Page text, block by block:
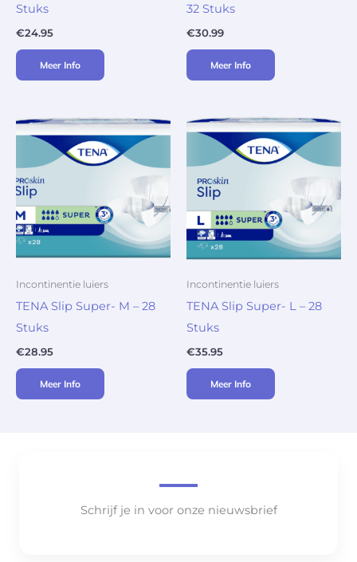
Stuks
€24.95
Meer Info
32 Stuks
€30.99
Meer Info
Incontinentie luiers
TENA Slip Super- M – 28
Stuks
€28.95
Meer Info
Incontinentie luiers
TENA Slip Super- L – 28
Stuks
€35.95
Meer Info
Schrijf je in voor onze nieuwsbrief